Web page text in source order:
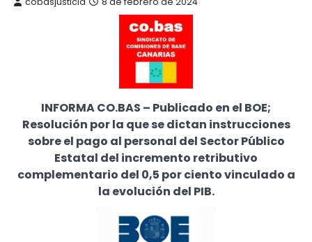
INFORMA CO.BAS – Publicado en el BOE;
Resolución por la que se dictan instrucciones
sobre el pago al personal del Sector Público
Estatal del incremento retributivo
complementario del 0,5 por ciento vinculado a
la evolución del PIB.